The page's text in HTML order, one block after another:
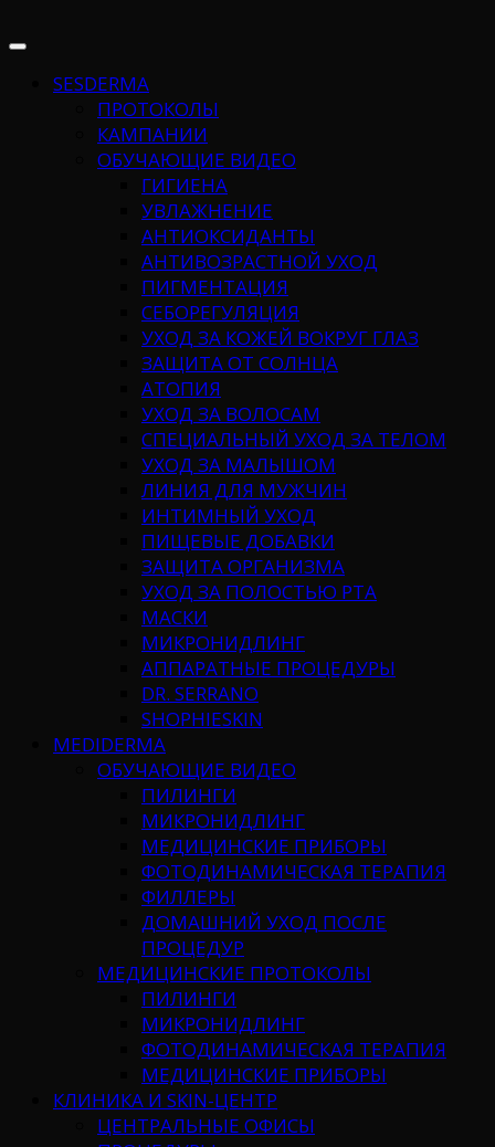
SESDERMA
ПРОТОКОЛЫ
КАМПАНИИ
ОБУЧАЮЩИЕ ВИДЕО
ГИГИЕНА
УВЛАЖНЕНИЕ
АНТИОКСИДАНТЫ
АНТИВОЗРАСТНОЙ УХОД
ПИГМЕНТАЦИЯ
СЕБОРЕГУЛЯЦИЯ
УХОД ЗА КОЖЕЙ ВОКРУГ ГЛАЗ
ЗАЩИТА ОТ СОЛНЦА
АТОПИЯ
УХОД ЗА ВОЛОСАМ
СПЕЦИАЛЬНЫЙ УХОД ЗА ТЕЛОМ
УХОД ЗА МАЛЫШОМ
ЛИНИЯ ДЛЯ МУЖЧИН
ИНТИМНЫЙ УХОД
ПИЩЕВЫЕ ДОБАВКИ
ЗАЩИТА ОРГАНИЗМА
УХОД ЗА ПОЛОСТЬЮ РТА
МАСКИ
МИКРОНИДЛИНГ
АППАРАТНЫЕ ПРОЦЕДУРЫ
DR. SERRANO
SHOPHIESKIN
MEDIDERMA
ОБУЧАЮЩИЕ ВИДЕО
ПИЛИНГИ
МИКРОНИДЛИНГ
МЕДИЦИНСКИЕ ПРИБОРЫ
ФОТОДИНАМИЧЕСКАЯ ТЕРАПИЯ
ФИЛЛЕРЫ
ДОМАШНИЙ УХОД ПОСЛЕ
ПРОЦЕДУР
МЕДИЦИНСКИЕ ПРОТОКОЛЫ
ПИЛИНГИ
МИКРОНИДЛИНГ
ФОТОДИНАМИЧЕСКАЯ ТЕРАПИЯ
МЕДИЦИНСКИЕ ПРИБОРЫ
КЛИНИКА И SKIN-ЦЕНТР
ЦЕНТРАЛЬНЫЕ ОФИСЫ